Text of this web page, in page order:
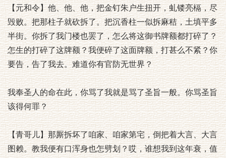
【元和令】他、他、他，把金钉朱户生扭开，虬镂亮槅，尽
毁败。把那柱子就砍拆了。把沉香柱一似拆麻秸，土填平多
半街。你拆了我门楼也罢了，怎么将这御书牌额都打碎了？
怎生的打碎了这牌额？我便碎了这面牌额，打甚么不紧？你
要告，告了我去。难道你有官防无世界？
我奉圣人的命在此，你骂了我就是骂了圣旨一般。你骂圣旨
该得何罪？
【青哥儿】那厮拆坏了咱家、咱家第宅，倒把着大言、大言
图赖。教我便有口浑身也怎劈划？哎，谁想我到这年衰，值